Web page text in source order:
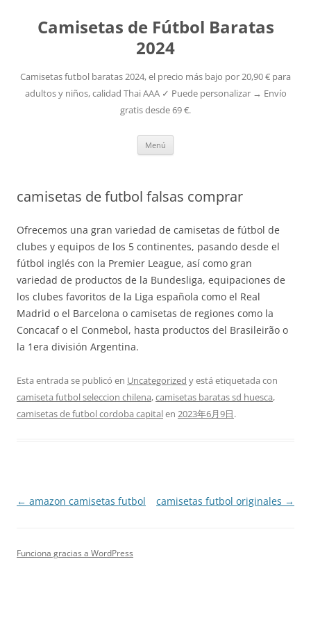
Camisetas de Fútbol Baratas
2024
Camisetas futbol baratas 2024, el precio más bajo por 20,90 € para
adultos y niños, calidad Thai AAA ✓ Puede personalizar → Envío
gratis desde 69 €.
Menú
camisetas de futbol falsas comprar
Ofrecemos una gran variedad de camisetas de fútbol de
clubes y equipos de los 5 continentes, pasando desde el
fútbol inglés con la Premier League, así como gran
variedad de productos de la Bundesliga, equipaciones de
los clubes favoritos de la Liga española como el Real
Madrid o el Barcelona o camisetas de regiones como la
Concacaf o el Conmebol, hasta productos del Brasileirão o
la 1era división Argentina.
Esta entrada se publicó en Uncategorized y está etiquetada con
camiseta futbol seleccion chilena,camisetas baratas sd huesca,
camisetas de futbol cordoba capitalen 2023年6月9日.
Navegación
← amazon camisetas futbol camisetas futbol originales →
Funciona gracias a WordPress